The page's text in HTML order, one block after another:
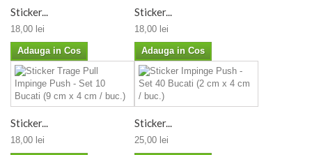
Sticker...
18,00 lei
Adauga in Cos
Sticker...
18,00 lei
Adauga in Cos
Sticker...
18,00 lei
Sticker...
25,00 lei